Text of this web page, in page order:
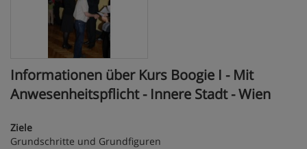
Informationen über Kurs Boogie I - Mit
Anwesenheitspflicht - Innere Stadt - Wien
Ziele
Grundschritte und Grundfiguren